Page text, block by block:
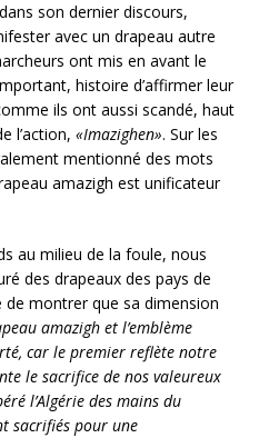
son dernier discours,
avec un drapeau autre
ont mis en avant le
histoire d’affirmer leur
ils ont aussi scandé, haut
l’action, «Imazighen». Sur les
mentionné des mots
amazigh est unificateur
au milieu de la foule, nous
des drapeaux des pays de
de montrer que sa dimension
amazigh et l’emblème
car le premier reflète notre
le sacrifice de nos valeureux
l’Algérie des mains du
sacrifiés pour une